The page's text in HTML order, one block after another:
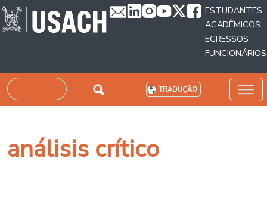
Passar para o conteúdo principal
ESTUDANTES
ACADÊMICOS
EGRESSOS
FUNCIONÁRIOS
Pesquisar TRADUÇÃO
análisis crítico